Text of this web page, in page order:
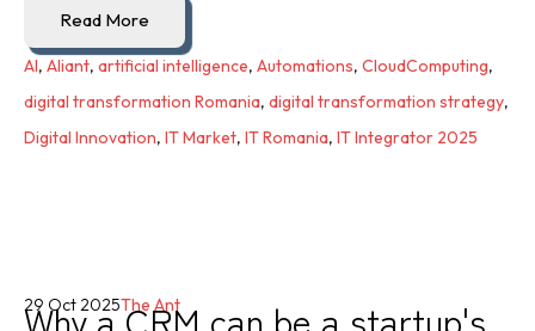
Read More
AI, Aliant, artificial intelligence, Automations, CloudComputing,
digital transformation Romania, digital transformation strategy,
Digital Innovation, IT Market, IT Romania, IT Integrator 2025
Why a CRM can be a startup's
29 Oct 2025The Ant